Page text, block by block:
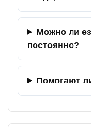
Можно ли
постоянно?
Помогают